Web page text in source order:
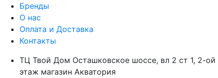
Бренды
О нас
Оплата и Доставка
Контакты
ТЦ Твой Дом Осташковское шоссе, вл 2 ст 1, 2-ой
этаж магазин Акватория